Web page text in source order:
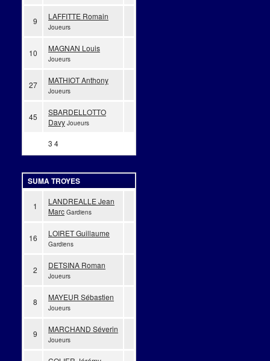
9 LAFFITTE Romain
Joueurs
10 MAGNAN Louis
Joueurs
27 MATHIOT Anthony
Joueurs
45
SBARDELLOTTO
Davy Joueurs
3 4
SUMA TROYES
1
LANDREALLE Jean
Marc Gardiens
16 LOIRET Guillaume
Gardiens
2 DETSINA Roman
Joueurs
8 MAYEUR Sébastien
Joueurs
9 MARCHAND Séverin
Joueurs